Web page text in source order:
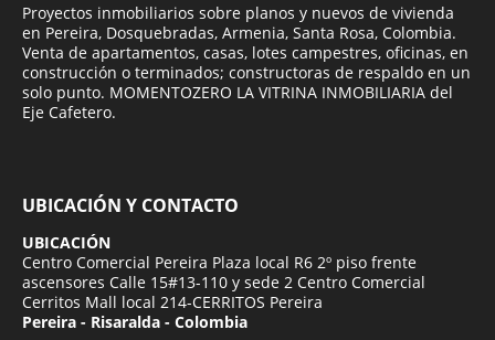
Proyectos inmobiliarios sobre planos y nuevos de vivienda
en Pereira, Dosquebradas, Armenia, Santa Rosa, Colombia.
Venta de apartamentos, casas, lotes campestres, oficinas, en
construcción o terminados; constructoras de respaldo en un
solo punto. MOMENTOZERO LA VITRINA INMOBILIARIA del
Eje Cafetero.
UBICACIÓN Y CONTACTO
UBICACIÓN
Centro Comercial Pereira Plaza local R6 2º piso frente
ascensores Calle 15#13-110 y sede 2 Centro Comercial
Cerritos Mall local 214-CERRITOS Pereira
Pereira - Risaralda - Colombia